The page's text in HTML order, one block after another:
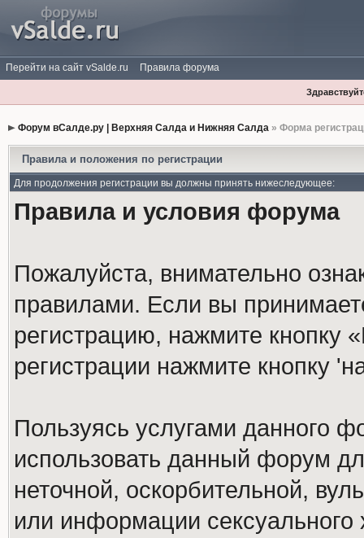
Перейти на сайт vSalde.ru Правила форума
Форум вСалде.ру | Верхняя Салда и Нижняя Салда» Форма
Правила и положения по регистрации
Для продолжения регистрации вы должны принять нижеследующее:
Правила и условия форума
Пожалуйста, внимательно
правилами. Если вы
регистрацию, нажмите кнопку
регистрации нажмите кнопку
Пользуясь услугами данного
использовать данный форум
неточной, оскорбительной,
или информации